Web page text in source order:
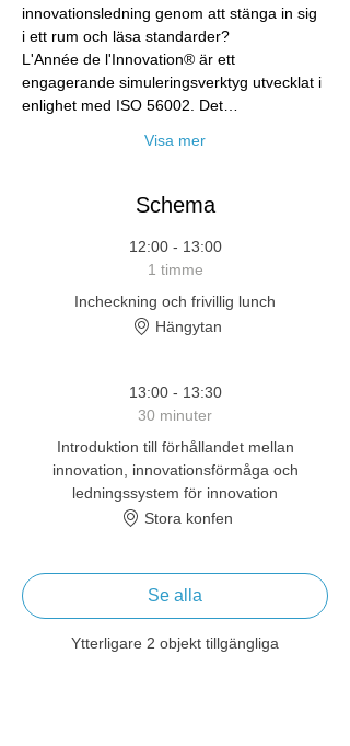
innovationsledning genom att stänga in sig
i ett rum och läsa standarder?​
L'Année de l'Innovation® är ett
engagerande simuleringsverktyg utvecklat i
enlighet med ISO 56002. Det…
Visa mer
Schema
12:00 - 13:00
1 timme
Incheckning och frivillig lunch
Hängytan
13:00 - 13:30
30 minuter
Introduktion till förhållandet mellan
innovation, innovationsförmåga och
ledningssystem för innovation
Stora konfen
Ytterligare 2 objekt tillgängliga
Se alla